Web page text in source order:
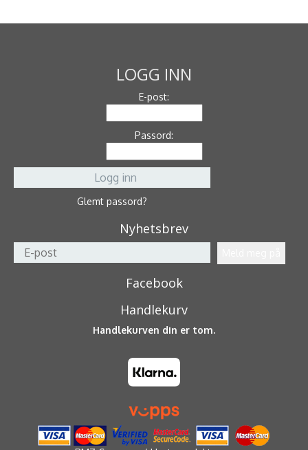
LOGG INN
E-post:
Passord:
Glemt passord?
Nyhetsbrev
Facebook
Handlekurv
Handlekurven din er tom.